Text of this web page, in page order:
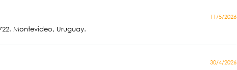
11/5/2026
Montevideo, Uruguay.
30/4/2026